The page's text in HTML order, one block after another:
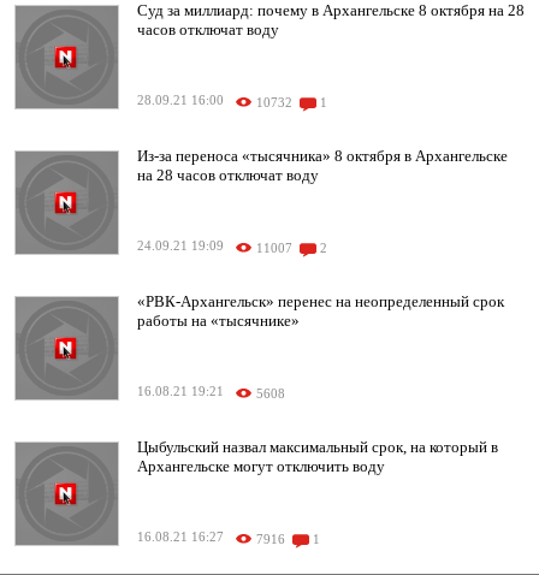
Суд за миллиард: почему в Архангельске 8 октября на 28
часов отключат воду
28.09.21 16:00 10732 1
Из-за переноса «тысячника» 8 октября в Архангельске
на 28 часов отключат воду
24.09.21 19:09 11007 2
«РВК-Архангельск» перенес на неопределенный срок
работы на «тысячнике»
16.08.21 19:21 5608
Цыбульский назвал максимальный срок, на который в
Архангельске могут отключить воду
16.08.21 16:27 7916 1